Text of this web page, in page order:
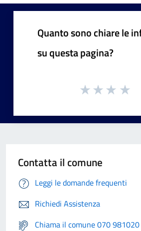
Quanto sono chiare le
su questa pagina?
Contatta il comune
Leggi le domande frequenti
Richiedi Assistenza
Chiama il comune 070 981020